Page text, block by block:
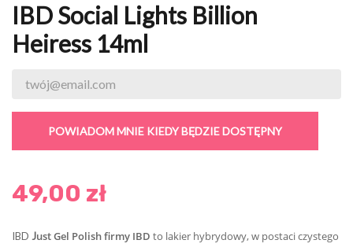
IBD Social Lights Billion
Heiress 14ml
POWIADOM MNIE KIEDY BĘDZIE DOSTĘPNY
49,00 zł
IBD Just Gel Polish firmy IBD to lakier hybrydowy, w postaci czystego